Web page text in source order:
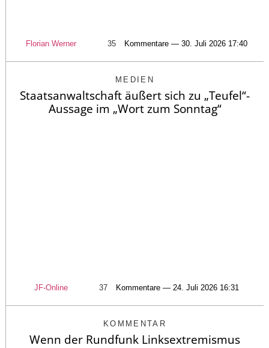
Florian Werner 35 Kommentare — 30. Juli 2026 17:40
MEDIEN
Staatsanwaltschaft äußert sich zu „Teufel“-
Aussage im „Wort zum Sonntag“
JF-Online 37 Kommentare — 24. Juli 2026 16:31
KOMMENTAR
Wenn der Rundfunk Linksextremismus